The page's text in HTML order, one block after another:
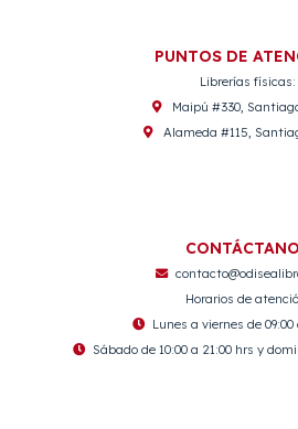
PUNTOS DE
Librerías físicas:
Maipú #330,
Alameda #115,
Horarios de
Lunes a viernes de 09:00
Sábado de 10:00 a 21:00 hrs y